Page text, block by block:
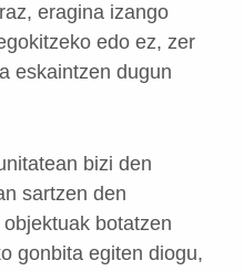
eragina izango
edo ez, zer
eskaintzen dugun
bizi den
sartzen den
botatzen
gonbita egiten diogu,